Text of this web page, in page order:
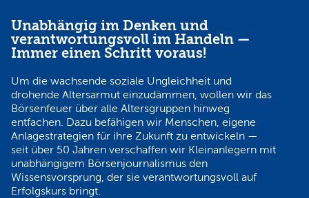
Unabhängig im Denken und
verantwortungsvoll im Handeln —
Immer einen Schritt voraus!
Um die wachsende soziale Ungleichheit und
drohende Altersarmut einzudämmen, wollen wir das
Börsenfeuer über alle Altersgruppen hinweg
entfachen. Dazu befähigen wir Menschen, eigene
Anlagestrategien für ihre Zukunft zu entwickeln —
seit über 50 Jahren verschaffen wir Kleinanlegern mit
unabhängigem Börsenjournalismus den
Wissensvorsprung, der sie verantwortungsvoll auf
Erfolgskurs bringt.